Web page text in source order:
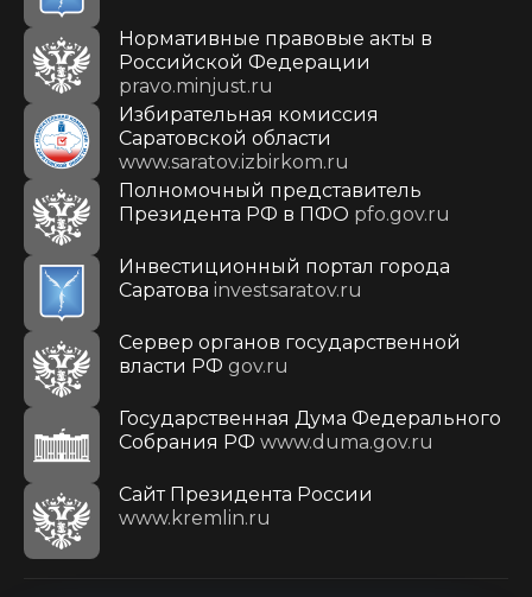
Нормативные правовые акты в
Российской Федерации
pravo.minjust.ru
Избирательная комиссия
Саратовской области
www.saratov.izbirkom.ru
Полномочный представитель
Президента РФ в ПФО pfo.gov.ru
Инвестиционный портал города
Саратова investsaratov.ru
Сервер органов государственной
власти РФ gov.ru
Государственная Дума Федерального
Собрания РФ www.duma.gov.ru
Cайт Президента России
www.kremlin.ru